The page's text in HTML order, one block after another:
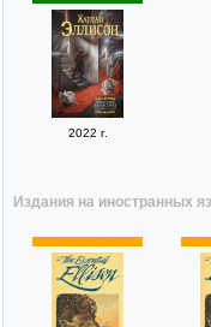
2022 г.
Издания на иностранных